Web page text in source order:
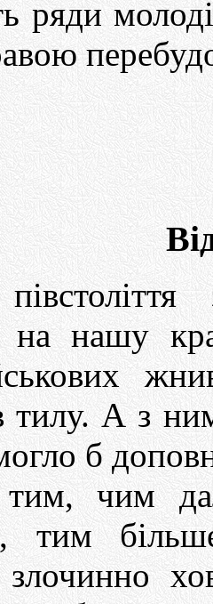
ряди
на нашу
тилу. А з
б
чим
тим